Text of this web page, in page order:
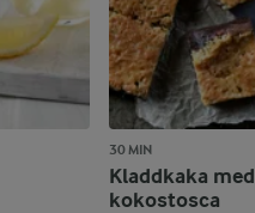
30 MIN
Kladdkaka med
kokostosca